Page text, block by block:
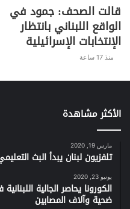
قالت الصحف: جمود في
الواقع اللبناني بانتظار
الإنتخابات الإسرائيلية
منذ 17 ساعة
الأكثر مشاهدة
مارس 19, 2020
تلفزيون لبنان يبدأ البث
يونيو 23, 2020
الكورونا يحاصر الجالية
ضحية وآلاف المصابين